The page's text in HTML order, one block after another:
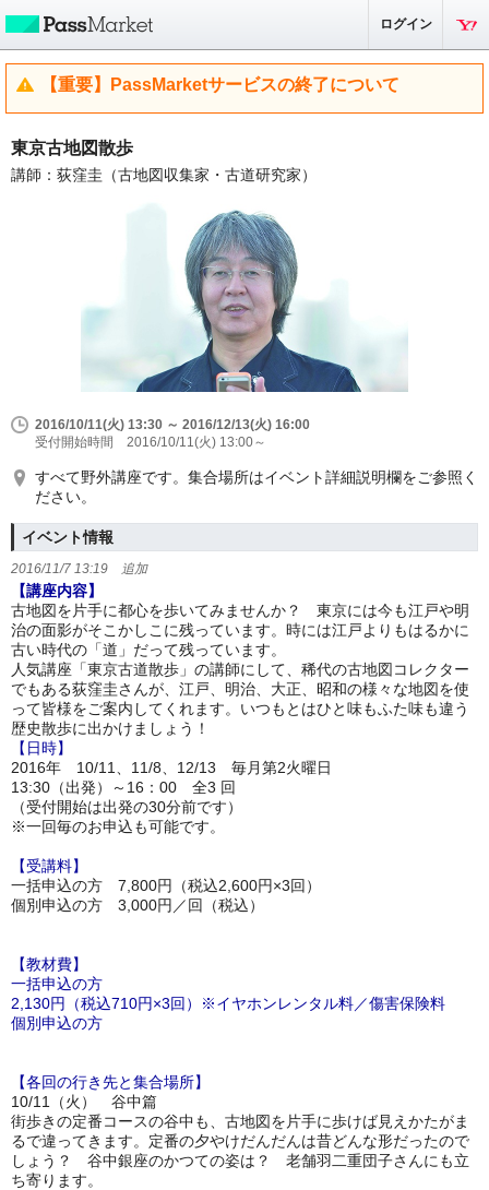
ログイン
【重要】PassMarketサービスの終了について
東京古地図散歩
講師：荻窪圭（古地図収集家・古道研究家）
2016/10/11(火) 13:30 ～ 2016/12/13(火) 16:00
受付開始時間 2016/10/11(火) 13:00～
すべて野外講座です。集合場所はイベント詳細説明欄をご参照く
ださい。
イベント情報
2016/11/7 13:19 追加
【講座内容】
古地図を片手に都心を歩いてみませんか？ 東京には今も江戸や明
治の面影がそこかしこに残っています。時には江戸よりもはるかに
古い時代の「道」だって残っています。
人気講座「東京古道散歩」の講師にして、稀代の古地図コレクター
でもある荻窪圭さんが、江戸、明治、大正、昭和の様々な地図を使
って皆様をご案内してくれます。いつもとはひと味もふた味も違う
歴史散歩に出かけましょう！
【日時】
2016年 10/11、11/8、12/13 毎月第2火曜日
13:30（出発）～16：00 全3 回
（受付開始は出発の30分前です）
※一回毎のお申込も可能です。
【受講料】
一括申込の方 7,800円（税込2,600円×3回）
個別申込の方 3,000円／回（税込）
【教材費】
一括申込の方
2,130円（税込710円×3回）※イヤホンレンタル料／傷害保険料
個別申込の方
【各回の行き先と集合場所】
10/11（火） 谷中篇
街歩きの定番コースの谷中も、古地図を片手に歩けば見えかたがま
るで違ってきます。定番の夕やけだんだんは昔どんな形だったので
しょう？ 谷中銀座のかつての姿は？ 老舗羽二重団子さんにも立
ち寄ります。